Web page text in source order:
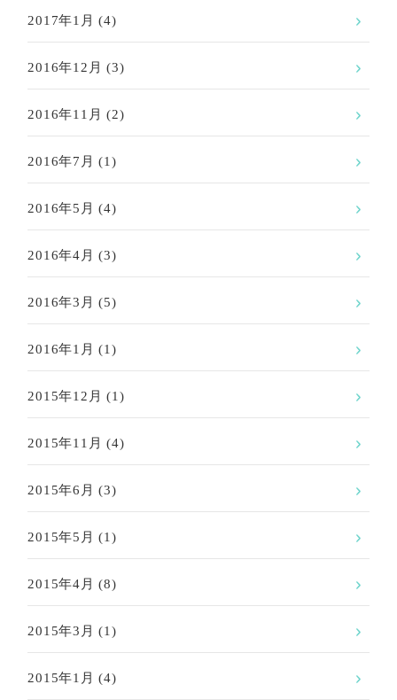
2017年1月 (4)
2016年12月 (3)
2016年11月 (2)
2016年7月 (1)
2016年5月 (4)
2016年4月 (3)
2016年3月 (5)
2016年1月 (1)
2015年12月 (1)
2015年11月 (4)
2015年6月 (3)
2015年5月 (1)
2015年4月 (8)
2015年3月 (1)
2015年1月 (4)